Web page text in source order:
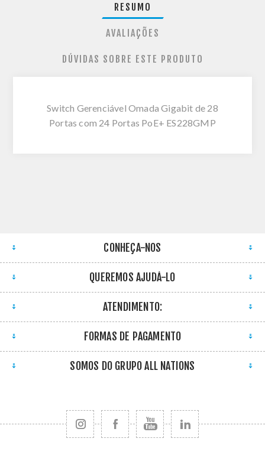
RESUMO
AVALIAÇÕES
DÚVIDAS SOBRE ESTE PRODUTO
Switch Gerenciável Omada Gigabit de 28
Portas com 24 Portas PoE+ ES228GMP
CONHEÇA-NOS
QUEREMOS AJUDÁ-LO
ATENDIMENTO:
FORMAS DE PAGAMENTO
SOMOS DO GRUPO ALL NATIONS